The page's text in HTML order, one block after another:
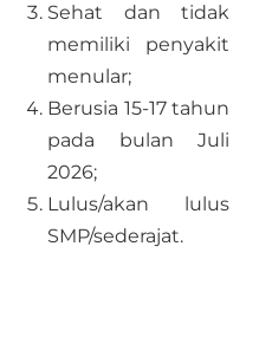
Sehat dan tidak
memiliki penyakit
menular;
Berusia 15-17 tahun
pada bulan Juli
2026;
Lulus/akan lulus
SMP/sederajat.